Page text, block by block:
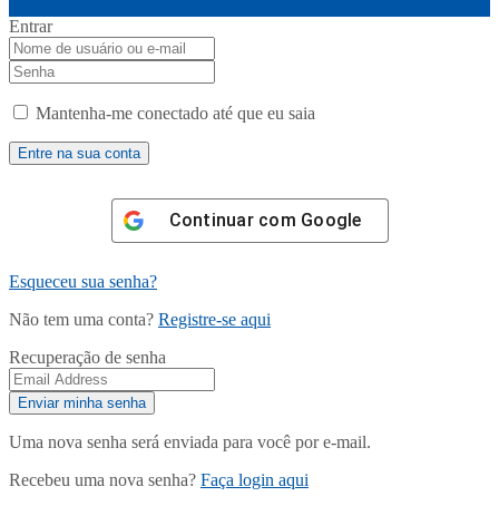
Entrar
Mantenha-me conectado até que eu saia
Continuar com Google
Esqueceu sua senha?
Não tem uma conta? Registre-se aqui
Recuperação de senha
Uma nova senha será enviada para você por e-mail.
Recebeu uma nova senha? Faça login aqui